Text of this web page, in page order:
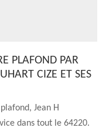
PLAFOND PAR
CIZE ET SES
Jean H
dans tout le 64220.